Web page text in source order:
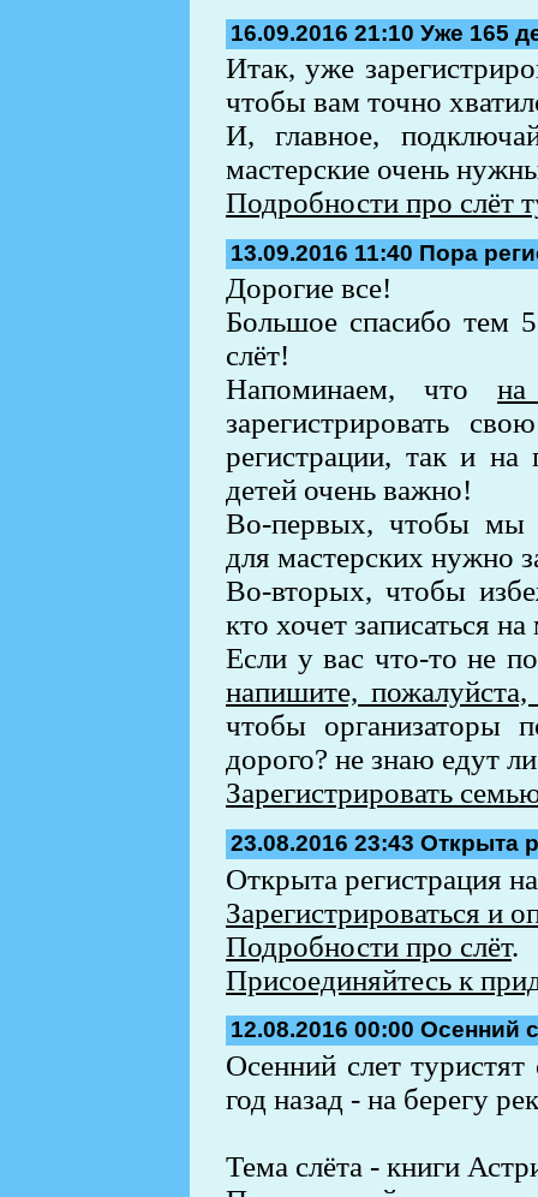
16.09.2016 21:10 Уже 165
Итак, уже
чтобы вам точно
И, главное,
мастерские очень
Подробности про слёт
13.09.2016 11:40 Пора
Дорогие все!
Большое спасибо тем
слёт!
Напоминаем, что на
зарегистрировать
регистрации, так и на
детей очень важно!
Во-первых, чтобы мы
для мастерских нужно
Во-вторых, чтобы
кто хочет записаться на
Если у вас что-то не
напишите,
чтобы организаторы
дорого? не знаю едут
Зарегистрировать
23.08.2016 23:43 Открыта
Открыта регистрация
Зарегистрироваться и
Подробности про слёт.
Присоединяйтесь к
12.08.2016 00:00 Осенний
Осенний слет
год назад - на берегу
Тема слёта - книги